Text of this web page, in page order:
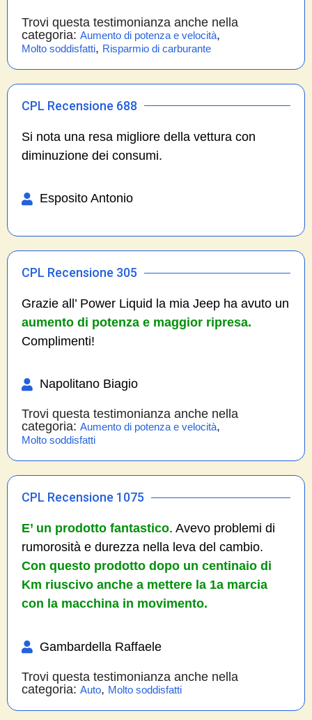
Trovi questa testimonianza anche nella
categoria: Aumento di potenza e velocità,
Molto soddisfatti, Risparmio di carburante
CPL Recensione 688
Si nota una resa migliore della vettura con
diminuzione dei consumi.
Esposito Antonio
CPL Recensione 305
Grazie all’ Power Liquid la mia Jeep ha avuto un
aumento di potenza e maggior ripresa.
Complimenti!
Napolitano Biagio
Trovi questa testimonianza anche nella
categoria: Aumento di potenza e velocità,
Molto soddisfatti
CPL Recensione 1075
E’ un prodotto fantastico. Avevo problemi di
rumorosità e durezza nella leva del cambio.
Con questo prodotto dopo un centinaio di
Km riuscivo anche a mettere la 1a marcia
con la macchina in movimento.
Gambardella Raffaele
Trovi questa testimonianza anche nella
categoria: Auto, Molto soddisfatti